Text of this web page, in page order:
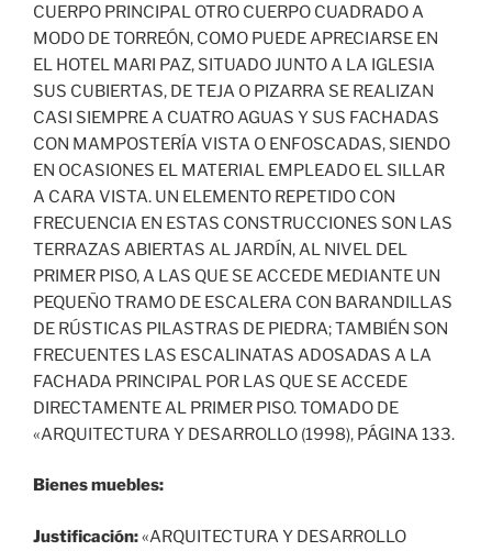
CUERPO PRINCIPAL OTRO CUERPO CUADRADO A
MODO DE TORREÓN, COMO PUEDE APRECIARSE EN
EL HOTEL MARI PAZ, SITUADO JUNTO A LA IGLESIA
SUS CUBIERTAS, DE TEJA O PIZARRA SE REALIZAN
CASI SIEMPRE A CUATRO AGUAS Y SUS FACHADAS
CON MAMPOSTERÍA VISTA O ENFOSCADAS, SIENDO
EN OCASIONES EL MATERIAL EMPLEADO EL SILLAR
A CARA VISTA. UN ELEMENTO REPETIDO CON
FRECUENCIA EN ESTAS CONSTRUCCIONES SON LAS
TERRAZAS ABIERTAS AL JARDÍN, AL NIVEL DEL
PRIMER PISO, A LAS QUE SE ACCEDE MEDIANTE UN
PEQUEÑO TRAMO DE ESCALERA CON BARANDILLAS
DE RÚSTICAS PILASTRAS DE PIEDRA; TAMBIÉN SON
FRECUENTES LAS ESCALINATAS ADOSADAS A LA
FACHADA PRINCIPAL POR LAS QUE SE ACCEDE
DIRECTAMENTE AL PRIMER PISO. TOMADO DE
«ARQUITECTURA Y DESARROLLO (1998), PÁGINA 133.
Bienes muebles:
Justificación:«ARQUITECTURA Y DESARROLLO